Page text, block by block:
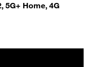
5G+ Home, 4G